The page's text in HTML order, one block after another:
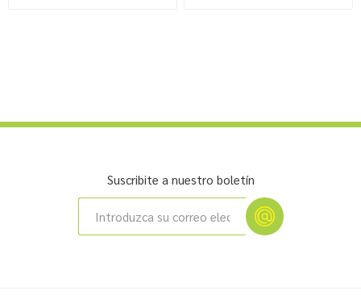
Suscribite a nuestro boletín